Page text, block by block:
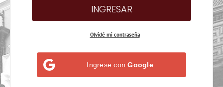
Olvidé mi contraseña
Ingrese conGoogle